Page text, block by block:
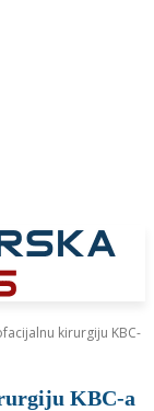
kirurgiju KBC-
KBC-a